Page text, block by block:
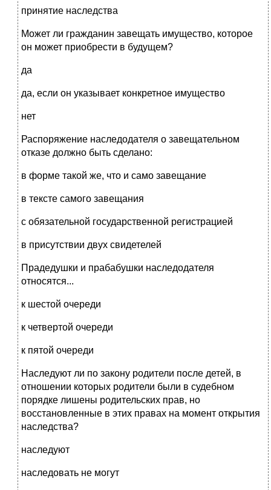
принятие наследства
Может ли гражданин завещать имущество, которое
он может приобрести в будущем?
да
да, если он указывает конкретное имущество
нет
Распоряжение наследодателя о завещательном
отказе должно быть сделано:
в форме такой же, что и само завещание
в тексте самого завещания
с обязательной государственной регистрацией
в присутствии двух свидетелей
Прадедушки и прабабушки наследодателя
относятся...
к шестой очереди
к четвертой очереди
к пятой очереди
Наследуют ли по закону родители после детей, в
отношении которых родители были в судебном
порядке лишены родительских прав, но
восстановленные в этих правах на момент открытия
наследства?
наследуют
наследовать не могут